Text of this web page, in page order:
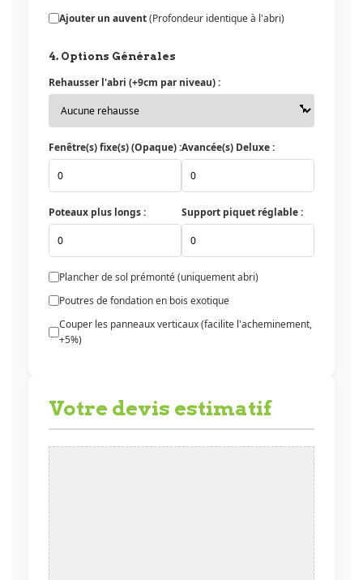
Ajouter un auvent(Profondeur identique à l'abri)
4. Options Générales
Rehausser l'abri (+9cm par niveau) :
Fenêtre(s) fixe(s) (Opaque) :Avancée(s) Deluxe :
Poteaux plus longs : Support piquet réglable :
Plancher de sol prémonté (uniquement abri)
Poutres de fondation en bois exotique
Couper les panneaux verticaux (facilite l'acheminement,
+5%)
Votre devis estimatif